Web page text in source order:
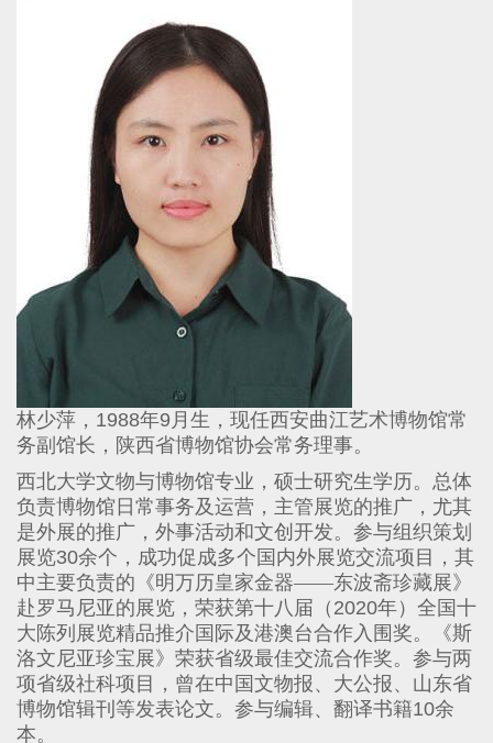
林少萍， 1988年9 月生，现任西安曲江艺术博物馆常
务副馆长，陕西省博物馆协会常务理事。
西北大学文物与博物馆专业，硕士研究生学历。总体
负责博物馆日常事务及运营，主管展览的推广，尤其
是外展的推广，外事活动和文创开发。参与组织策划
展览30余个，成功促成多个国内外展览交流项目，其
中主要负责的《明万历皇家金器——东波斋珍藏展》
赴罗马尼亚的展览，荣获第十八届（ 2020年）全国十
大陈列展览精品推介国际及港澳台合作入围奖。《斯
洛文尼亚珍宝展》荣获省级最佳交流合作奖。参与两
项省级社科项目，曾在中国文物报、大公报、山东省
博物馆辑刊等发表论文。参与编辑、翻译书籍10余
本。